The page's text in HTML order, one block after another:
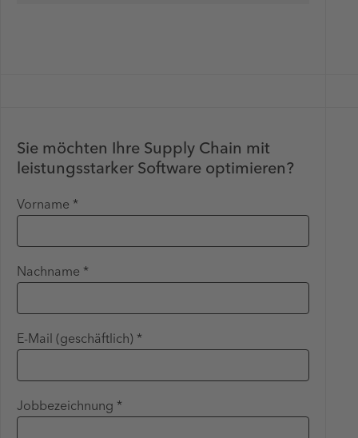
Sie möchten Ihre Supply Chain mit
leistungsstarker Software optimieren?
Vorname *
Nachname *
E-Mail (geschäftlich) *
Jobbezeichnung *